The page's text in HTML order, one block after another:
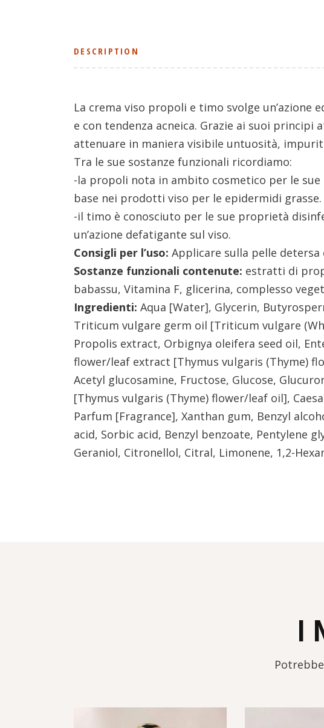
DESCRIPTION
La crema viso propoli e timo svolge
e con tendenza acneica. Grazie ai suoi
attenuare in maniera visibile untuosità,
Tra le sue sostanze funzionali ricordiamo:
-la propoli nota in ambito cosmetico per le
base nei prodotti viso per le epidermidi grasse.
-il timo è conosciuto per le sue proprietà
un’azione defatigante sul viso.
Consigli per l’uso: Applicare sulla pelle
Sostanze funzionali contenute: estratti di
babassu, Vitamina F, glicerina, complesso
Ingredienti: Aqua [Water], Glycerin,
Triticum vulgare germ oil [Triticum vulgare
Propolis extract, Orbignya oleifera seed oil,
flower/leaf extract [Thymus vulgaris (Thyme)
Acetyl glucosamine, Fructose, Glucose,
[Thymus vulgaris (Thyme) flower/leaf oil],
Parfum [Fragrance], Xanthan gum, Benzyl
acid, Sorbic acid, Benzyl benzoate, Pentylene
Geraniol, Citronellol, Citral, Limonene, 1,2-
I